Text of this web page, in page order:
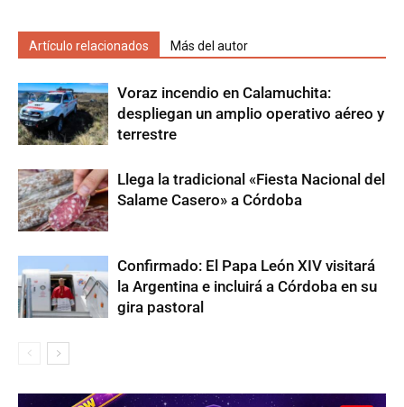
Artículo relacionados Más del autor
Voraz incendio en Calamuchita:
despliegan un amplio operativo aéreo y
terrestre
Llega la tradicional «Fiesta Nacional del
Salame Casero» a Córdoba
Confirmado: El Papa León XIV visitará
la Argentina e incluirá a Córdoba en su
gira pastoral